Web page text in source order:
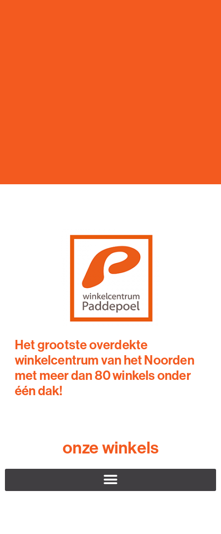
Het grootste overdekte
winkelcentrum van het Noorden
met meer dan 80 winkels onder
één dak!
onze winkels